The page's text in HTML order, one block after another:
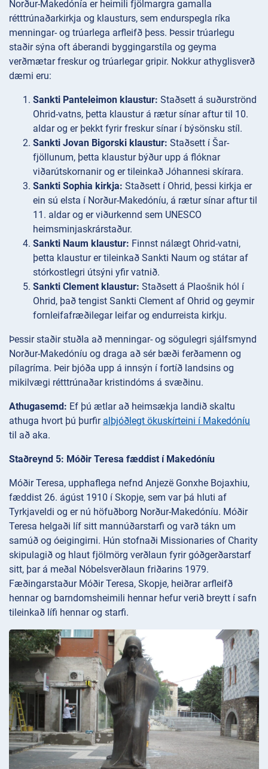
Norður-Makedónía er heimili fjölmargra gamalla
rétttrúnaðarkirkja og klausturs, sem endurspegla ríka
menningar- og trúarlega arfleifð þess. Þessir trúarlegu
staðir sýna oft áberandi byggingarstíla og geyma
verðmætar freskur og trúarlegar gripir. Nokkur athyglisverð
dæmi eru:
Sankti Panteleimon klaustur: Staðsett á suðurströnd
Ohrid-vatns, þetta klaustur á rætur sínar aftur til 10.
aldar og er þekkt fyrir freskur sínar í býsönsku stíl.
Sankti Jovan Bigorski klaustur: Staðsett í Šar-
fjöllunum, þetta klaustur býður upp á flóknar
viðarútskornanir og er tileinkað Jóhannesi skírara.
Sankti Sophia kirkja: Staðsett í Ohrid, þessi kirkja er
ein sú elsta í Norður-Makedóníu, á rætur sínar aftur til
11. aldar og er viðurkennd sem UNESCO
heimsminjaskrárstaður.
Sankti Naum klaustur: Finnst nálægt Ohrid-vatni,
þetta klaustur er tileinkað Sankti Naum og státar af
stórkostlegri útsýni yfir vatnið.
Sankti Clement klaustur: Staðsett á Plaošnik hól í
Ohrid, það tengist Sankti Clement af Ohrid og geymir
fornleifafræðilegar leifar og endurreista kirkju.
Þessir staðir stuðla að menningar- og sögulegri sjálfsmynd
Norður-Makedóníu og draga að sér bæði ferðamenn og
pílagríma. Þeir bjóða upp á innsýn í fortíð landsins og
mikilvægi rétttrúnaðar kristindóms á svæðinu.
Athugasemd: Ef þú ætlar að heimsækja landið skaltu
athuga hvort þú þurfir alþjóðlegt ökuskírteini í Makedóníu
til að aka.
Staðreynd 5: Móðir Teresa fæddist í Makedóníu
Móðir Teresa, upphaflega nefnd Anjezë Gonxhe Bojaxhiu,
fæddist 26. ágúst 1910 í Skopje, sem var þá hluti af
Tyrkjaveldi og er nú höfuðborg Norður-Makedóníu. Móðir
Teresa helgaði líf sitt mannúðarstarfi og varð tákn um
samúð og óeigingirni. Hún stofnaði Missionaries of Charity
skipulagið og hlaut fjölmörg verðlaun fyrir góðgerðarstarf
sitt, þar á meðal Nóbelsverðlaun friðarins 1979.
Fæðingarstaður Móðir Teresa, Skopje, heiðrar arfleifð
hennar og barndomsheimili hennar hefur verið breytt í safn
tileinkað lífi hennar og starfi.